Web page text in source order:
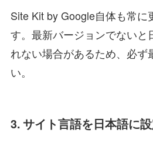
Site Kit by Google自体も常に
す。最新バージョンでないと
れない場合があるため、必ず
い。
3. サイト言語を日本語に